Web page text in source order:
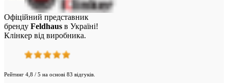
Офіційний представник
бренду Feldhaus в Україні!
Клінкер від виробника.
Рейтинг 4,8 / 5 на основі 83 відгуків.